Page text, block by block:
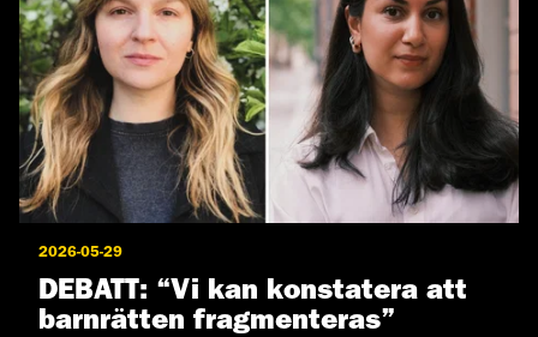
2026-05-29
DEBATT: “Vi kan konstatera att
barnrätten fragmenteras”